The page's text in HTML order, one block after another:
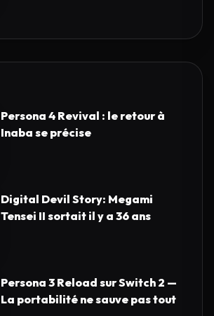
Persona 4 Revival : le retour à
Inaba se précise
Digital Devil Story: Megami
Tensei II sortait il y a 36 ans
Persona 3 Reload sur Switch 2 —
La portabilité ne sauve pas tout